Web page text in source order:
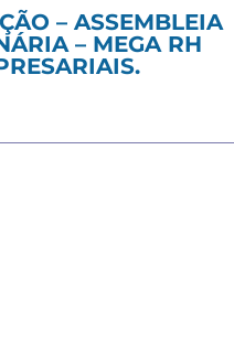
– ASSEMBLEIA
– MEGA RH